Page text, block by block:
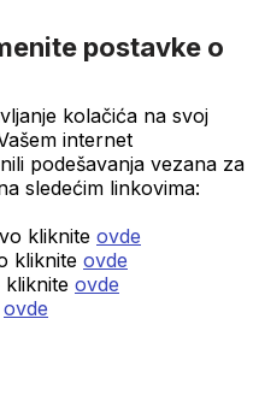
postavke o
kolačića na svoj
internet
podešavanja vezana za
sledećim linkovima:
kliknite ovde
kliknite ovde
ovde
ovde